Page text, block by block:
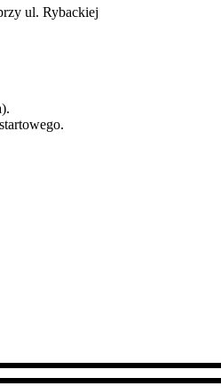
ul. Rybackiej